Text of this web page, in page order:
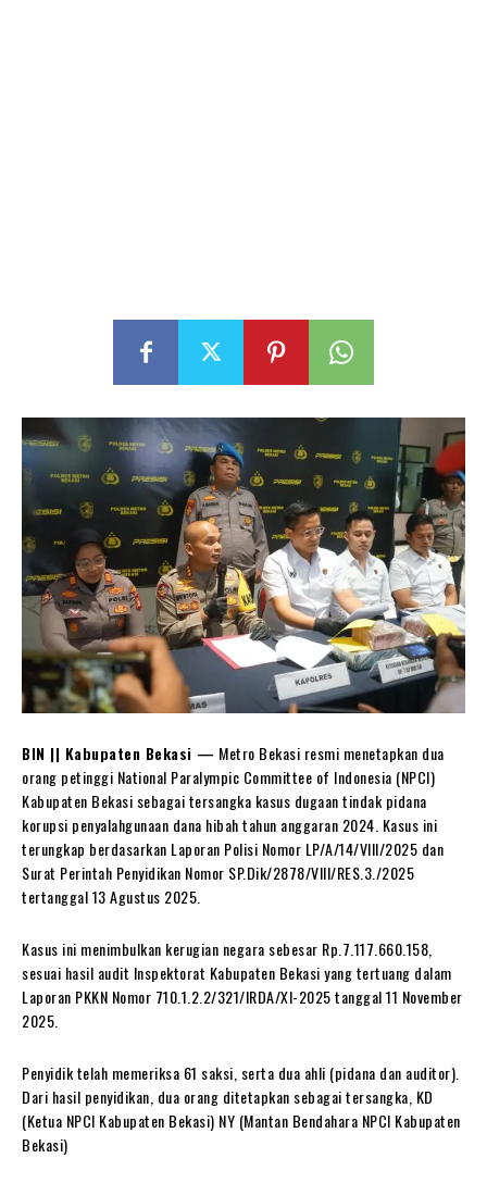
BIN || Kabupaten Bekasi — Metro Bekasi resmi menetapkan dua
orang petinggi National Paralympic Committee of Indonesia (NPCI)
Kabupaten Bekasi sebagai tersangka kasus dugaan tindak pidana
korupsi penyalahgunaan dana hibah tahun anggaran 2024. Kasus ini
terungkap berdasarkan Laporan Polisi Nomor LP/A/14/VIII/2025 dan
Surat Perintah Penyidikan Nomor SP.Dik/2878/VIII/RES.3./2025
tertanggal 13 Agustus 2025.
Kasus ini menimbulkan kerugian negara sebesar Rp.7.117.660.158,
sesuai hasil audit Inspektorat Kabupaten Bekasi yang tertuang dalam
Laporan PKKN Nomor 710.1.2.2/321/IRDA/XI-2025 tanggal 11 November
2025.
Penyidik telah memeriksa 61 saksi, serta dua ahli (pidana dan auditor).
Dari hasil penyidikan, dua orang ditetapkan sebagai tersangka, KD
(Ketua NPCI Kabupaten Bekasi) NY (Mantan Bendahara NPCI Kabupaten
Bekasi)